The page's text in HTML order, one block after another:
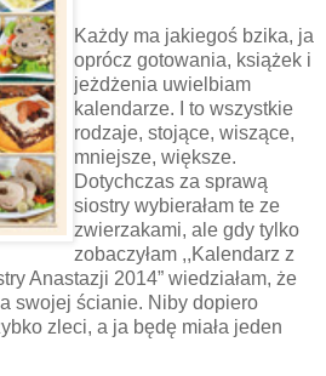
Każdy ma jakiegoś bzika, ja
oprócz gotowania, książek i
jeżdżenia uwielbiam
kalendarze. I to wszystkie
rodzaje, stojące, wiszące,
mniejsze, większe.
Dotychczas za sprawą
siostry wybierałam te ze
zwierzakami, ale gdy tylko
zobaczyłam ,,Kalendarz z
Anastazji 2014” wiedziałam, że
swojej ścianie. Niby dopiero
zleci, a ja będę miała jeden